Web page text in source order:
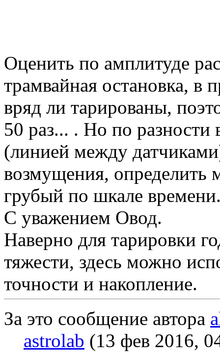
Оценить по амплитуде
трамвайная остановка,
вряд ли тарированы,
50 раз... . Но по
(линией между
возмущения,
грубый по шкале
С уважением Овод.
Наверно для тарировки
тяжести, здесь можно
точности и накопление.
За это сообщение автора
astrolab (13 фев 2016,